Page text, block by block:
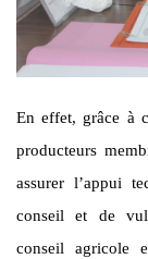
En effet, grâce à
producteurs
assurer l’appui
conseil et de
conseil agricole